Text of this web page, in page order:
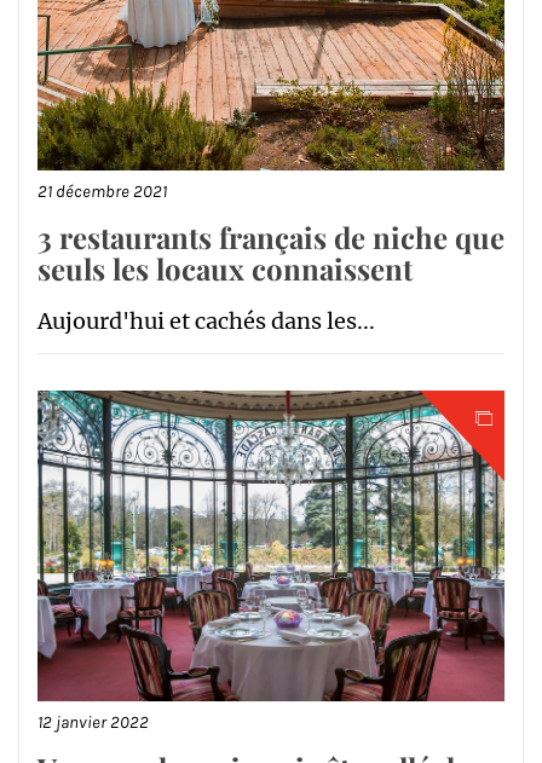
21 décembre 2021
3 restaurants français de niche que
seuls les locaux connaissent
Aujourd'hui et cachés dans les...
12 janvier 2022